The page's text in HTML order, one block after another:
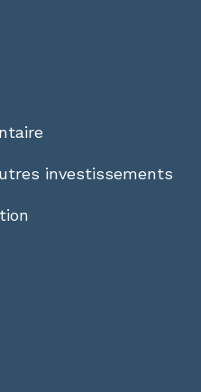
investissements